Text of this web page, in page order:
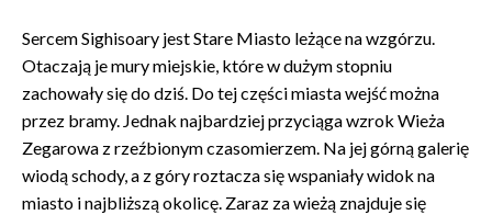
Sercem Sighisoary jest Stare Miasto leżące na wzgórzu.
Otaczają je mury miejskie, które w dużym stopniu
zachowały się do dziś. Do tej części miasta wejść można
przez bramy. Jednak najbardziej przyciąga wzrok Wieża
Zegarowa z rzeźbionym czasomierzem. Na jej górną galerię
wiodą schody, a z góry roztacza się wspaniały widok na
miasto i najbliższą okolicę. Zaraz za wieżą znajduje się